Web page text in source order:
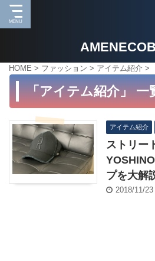
HOME > ファッション > アイテム紹介 >
「アイテム紹介」 一
アイテム紹介
ストリー
プを大解
2018/11/23